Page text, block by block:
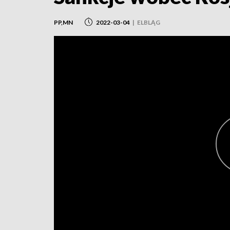
PP,MN 2022-03-04 | ELBLĄG